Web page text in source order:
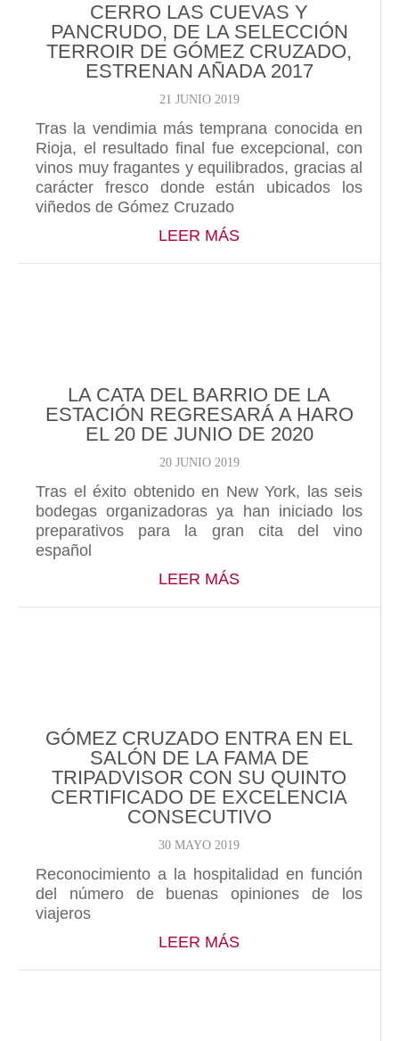
CERRO LAS CUEVAS Y
PANCRUDO, DE LA SELECCIÓN
TERROIR DE GÓMEZ CRUZADO,
ESTRENAN AÑADA 2017
21 JUNIO 2019
Tras la vendimia más temprana conocida en
Rioja, el resultado final fue excepcional, con
vinos muy fragantes y equilibrados, gracias al
carácter fresco donde están ubicados los
viñedos de Gómez Cruzado
LEER MÁSABOUT CERRO LAS
LA CATA DEL BARRIO DE LA
ESTACIÓN REGRESARÁ A HARO
EL 20 DE JUNIO DE 2020
20 JUNIO 2019
Tras el éxito obtenido en New York, las seis
bodegas organizadoras ya han iniciado los
preparativos para la gran cita del vino
español
LEER MÁSABOUT LA CATA
GÓMEZ CRUZADO ENTRA EN EL
SALÓN DE LA FAMA DE
TRIPADVISOR CON SU QUINTO
CERTIFICADO DE EXCELENCIA
CONSECUTIVO
30 MAYO 2019
Reconocimiento a la hospitalidad en función
del número de buenas opiniones de los
viajeros
LEER MÁSABOUT GÓMEZ